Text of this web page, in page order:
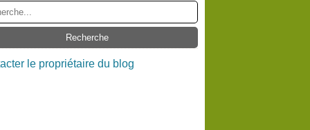
le propriétaire du blog